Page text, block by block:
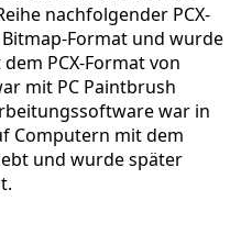
nachfolgender PCX-
Format und wurde
PCX-Format von
mit PC Paintbrush
war in
Computern mit dem
und wurde später